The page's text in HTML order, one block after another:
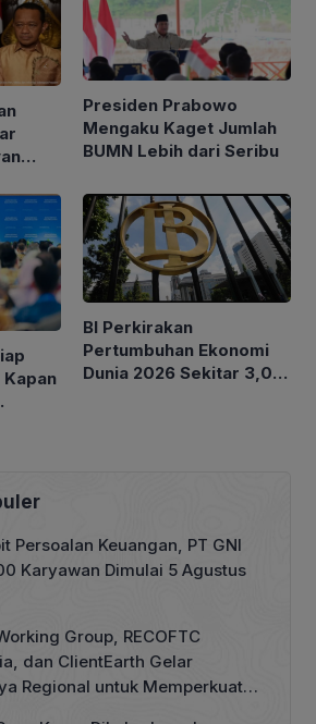
Presiden Prabowo
Mengaku Kaget Jumlah
BUMN Lebih dari Seribu
BI Perkirakan
Pertumbuhan Ekonomi
Dunia 2026 Sekitar 3,0
Persoalan Keuangan, PT GNI
Karyawan Dimulai 5 Agustus
Group, RECOFTC
dan ClientEarth Gelar
Regional untuk Memperkuat